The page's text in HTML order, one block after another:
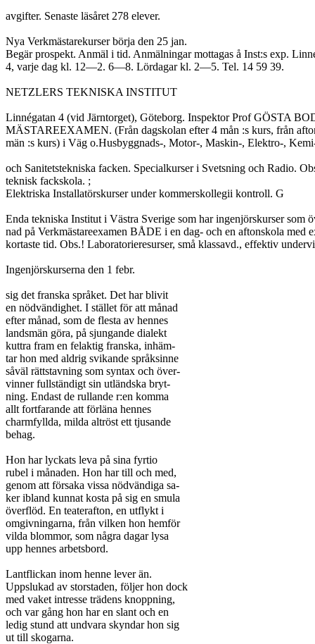
avgifter. Senaste läsåret 278 elever.
Nya Verkmästarekurser börja den 25 jan.
Begär prospekt. Anmäl i tid. Anmälningar mottagas å Inst:s exp.
4, varje dag kl. 12—2. 6—8. Lördagar kl. 2—5. Tel. 14 59 39.
NETZLERS TEKNISKA INSTITUT
Linnégatan 4 (vid Järntorget), Göteborg. Inspektor Prof GÖSTA
MÄSTAREEXAMEN. (Från dagskolan efter 4 mån :s kurs, från
män :s kurs) i Väg o.Husbyggnads-, Motor-, Maskin-, Elektro-,
och Sanitetstekniska facken. Specialkurser i Svetsning och Radio.
teknisk fackskola. ;
Elektriska Installatörskurser under kommerskollegii kontroll. G
Enda tekniska Institut i Västra Sverige som har ingenjörskurser som
nad på Verkmästareexamen BÅDE i en dag- och en aftonskola med
kortaste tid. Obs.! Laboratorieresurser, små klassavd., effektiv
Ingenjörskurserna den 1 febr.
sig det franska språket. Det har blivit
en nödvändighet. I stället för att månad
efter månad, som de flesta av hennes
landsmän göra, på sjungande dialekt
kuttra fram en felaktig franska, inhäm-
tar hon med aldrig svikande språksinne
såväl rättstavning som syntax och över-
vinner fullständigt sin utländska bryt-
ning. Endast de rullande r:en komma
allt fortfarande att förläna hennes
charmfyllda, milda altröst ett tjusande
behag.
Hon har lyckats leva på sina fyrtio
rubel i månaden. Hon har till och med,
genom att försaka vissa nödvändiga sa-
ker ibland kunnat kosta på sig en smula
överflöd. En teaterafton, en utflykt i
omgivningarna, från vilken hon hemför
vilda blommor, som några dagar lysa
upp hennes arbetsbord.
Lantflickan inom henne lever än.
Uppslukad av storstaden, följer hon dock
med vaket intresse trädens knoppning,
och var gång hon har en slant och en
ledig stund att undvara skyndar hon sig
ut till skogarna.